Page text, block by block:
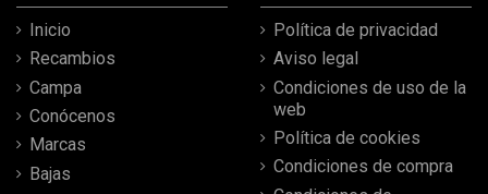
Inicio
Recambios
Campa
Conócenos
Marcas
Bajas
Política de privacidad
Aviso legal
Condiciones de uso de la
web
Política de cookies
Condiciones de compra